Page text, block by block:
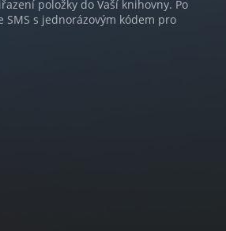
položky do Vaší knihovny. Po
s jednorázovým kódem pro